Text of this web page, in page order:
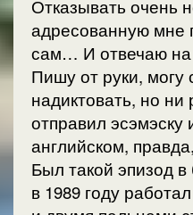
Отказывать очень
адресованную мне
сам… И отвечаю на
Пишу от руки, могу
надиктовать, но ни
отправил
английском,
Был такой эпизод
в 1989 году